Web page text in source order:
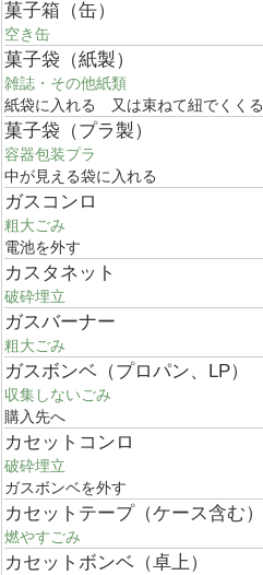
菓子箱（缶）
空き缶
菓子袋（紙製）
雑誌・その他紙類
紙袋に入れる 又は束ねて紐でくくる
菓子袋（プラ製）
容器包装プラ
中が見える袋に入れる
ガスコンロ
粗大ごみ
電池を外す
カスタネット
破砕埋立
ガスバーナー
粗大ごみ
ガスボンベ（プロパン、LP）
収集しないごみ
購入先へ
カセットコンロ
破砕埋立
ガスボンベを外す
カセットテープ（ケース含む）
燃やすごみ
カセットボンベ（卓上）